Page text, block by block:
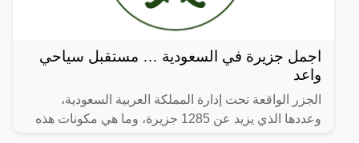
اجمل جزيرة في السعودية … مستقبل سياحي
واعد
الجزر الواقعة تحت إدارة المملكة العربية السعودية،
وعددها الذي يزيد عن 1285 جزيرة، وما هي مكونات هذه